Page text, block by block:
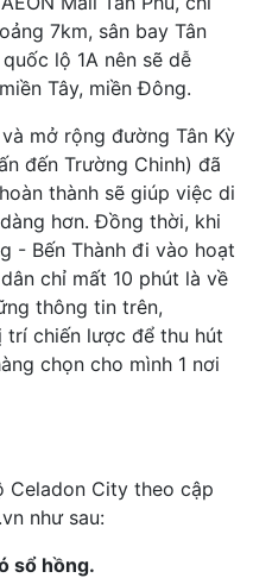
7km, sân bay Tân
lộ 1A nên sẽ dễ
Tây, miền Đông.
mở rộng đường Tân Kỳ
đến Trường Chinh) đã
thành sẽ giúp việc di
hơn. Đồng thời, khi
- Bến Thành đi vào hoạt
chỉ mất 10 phút là về
thông tin trên,
trí chiến lược để thu hút
chọn cho mình 1 nơi
Celadon City theo cập
như sau:
sổ hồng.